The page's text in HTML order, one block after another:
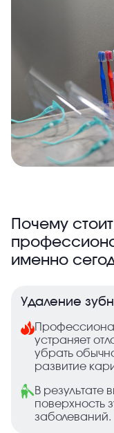
Почему
именно
Удаление
устраняет
убрать
развитие
В результате
поверхность
заболеваний.